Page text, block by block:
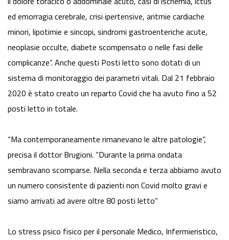
ed emorragia cerebrale, crisi ipertensive, aritmie cardiache
minori, lipotimie e sincopi, sindromi gastroenteriche acute,
neoplasie occulte, diabete scompensato o nelle fasi delle
complicanze”. Anche questi Posti letto sono dotati di un
sistema di monitoraggio dei parametri vitali. Dal 21 febbraio
2020 è stato creato un reparto Covid che ha avuto fino a 52
posti letto in totale.
“Ma contemporaneamente rimanevano le altre patologie”,
precisa il dottor Brugioni. “Durante la prima ondata
sembravano scomparse. Nella seconda e terza abbiamo avuto
un numero consistente di pazienti non Covid molto gravi e
siamo arrivati ad avere oltre 80 posti letto”
Lo stress psico fisico per il personale Medico, Infermieristico,